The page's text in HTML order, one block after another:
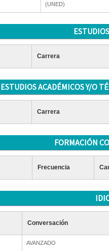
(UNED)
Carrera
ESTUDIOS ACADÉMICOS Y/O
Carrera
FORMACIÓN
Frecuencia
Conversación
AVANZADO